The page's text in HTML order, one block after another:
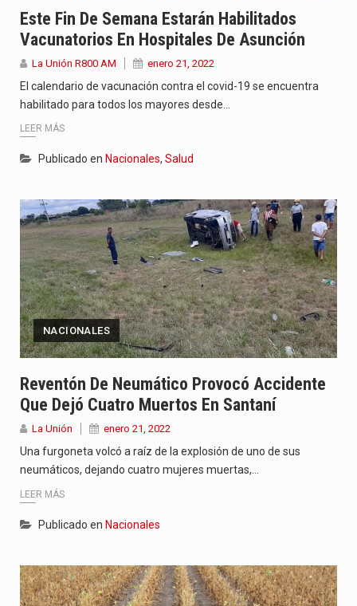
Este Fin De Semana Estarán Habilitados
Vacunatorios En Hospitales De Asunción
La Unión R800 AM enero 21, 2022
El calendario de vacunación contra el covid-19 se encuentra
habilitado para todos los mayores desde…
LEER MÁS
Publicado en Nacionales, Salud
NACIONALES
Reventón De Neumático Provocó Accidente
Que Dejó Cuatro Muertos En Santaní
La Unión enero 21, 2022
Una furgoneta volcó a raíz de la explosión de uno de sus
neumáticos, dejando cuatro mujeres muertas,…
LEER MÁS
Publicado en Nacionales